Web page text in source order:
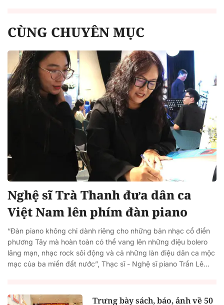
CÙNG CHUYÊN MỤC
Nghệ sĩ Trà Thanh đưa dân ca
Việt Nam lên phím đàn piano
“Đàn piano không chỉ dành riêng cho những bản nhạc cổ điển
phương Tây mà hoàn toàn có thể vang lên những điệu bolero
lãng mạn, nhạc rock sôi động và cả những làn điệu dân ca mộc
mạc của ba miền đất nước”, Thạc sĩ - Nghệ sĩ piano Trần Lê...
Trưng bày sách, báo, ảnh về 50